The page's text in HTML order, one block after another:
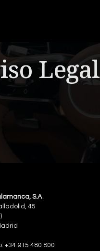
Legal
S.A
45
+34 915 480 800